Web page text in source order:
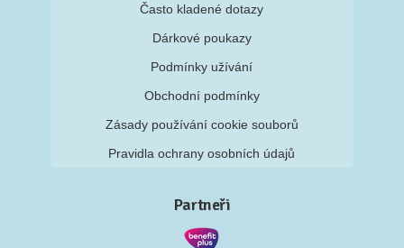
Často kladené dotazy
Dárkové poukazy
Podmínky užívání
Obchodní podmínky
Zásady používání cookie souborů
Pravidla ochrany osobních údajů
Partneři